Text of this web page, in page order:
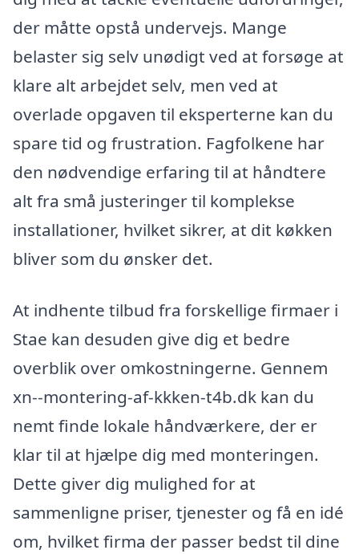
der måtte opstå undervejs. Mange
belaster sig selv unødigt ved at forsøge at
klare alt arbejdet selv, men ved at
overlade opgaven til eksperterne kan du
spare tid og frustration. Fagfolkene har
den nødvendige erfaring til at håndtere
alt fra små justeringer til komplekse
installationer, hvilket sikrer, at dit køkken
bliver som du ønsker det.
At indhente tilbud fra forskellige firmaer i
Stae kan desuden give dig et bedre
overblik over omkostningerne. Gennem
xn--montering-af-kkken-t4b.dk kan du
nemt finde lokale håndværkere, der er
klar til at hjælpe dig med monteringen.
Dette giver dig mulighed for at
sammenligne priser, tjenester og få en idé
om, hvilket firma der passer bedst til dine